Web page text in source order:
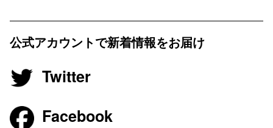
公式アカウントで新着情報をお届け
Twitter
Facebook